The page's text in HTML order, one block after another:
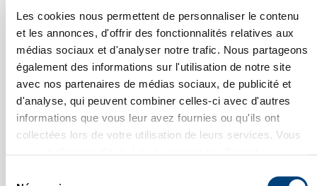
Les cookies nous permettent de personnaliser le contenu
et les annonces, d'offrir des fonctionnalités relatives aux
médias sociaux et d'analyser notre trafic. Nous partageons
également des informations sur l'utilisation de notre site
avec nos partenaires de médias sociaux, de publicité et
d'analyse, qui peuvent combiner celles-ci avec d'autres
informations que vous leur avez fournies ou qu'ils ont
collectées lors de votre utilisation de leurs services. Vous
Souvent méconnue du grand public, les champions
cachés interviennent en grande majorité dans
l’industrie manufacturière. A lui seul, le secteur de la
machine-outil représente 22% des entreprises contre
10% pour l’électronique ou 5,5% dans la Chimie. Le
nombre de champions cachés dans les secteurs des
services et des nouvelles technologies continuent de
croitre.